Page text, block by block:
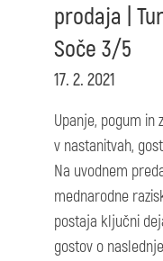
prodaja |
Soče 3/5
17. 2. 2021
Upanje, pogum in
v nastanitvah,
Na uvodnem
mednarodne
postaja ključni
gostov o